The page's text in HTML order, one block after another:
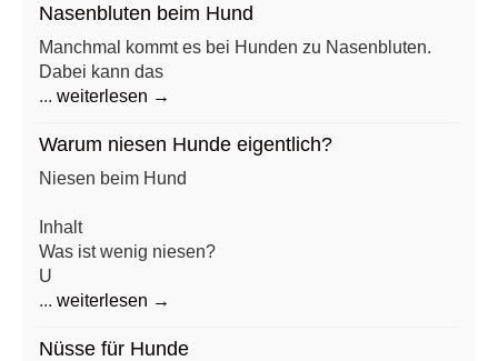
Nasenbluten beim Hund
Manchmal kommt es bei Hunden zu Nasenbluten.
Dabei kann das
... weiterlesen →
Warum niesen Hunde eigentlich?
Niesen beim Hund
Inhalt
Was ist wenig niesen?
U
... weiterlesen →
Nüsse für Hunde